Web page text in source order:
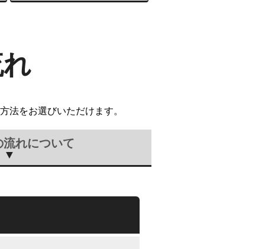
法をお選びいただけます。
れについて